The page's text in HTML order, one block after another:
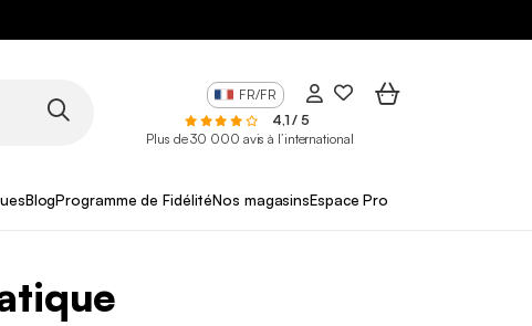
FR/FR
4,1 / 5
Plus de 30 000 avis à l’international
BlogProgramme de FidélitéNos magasinsEspace Pro